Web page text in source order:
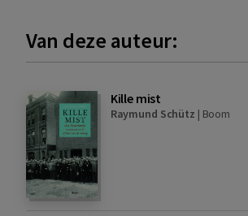
Van deze auteur:
Kille mist
Raymund Schütz | Boom